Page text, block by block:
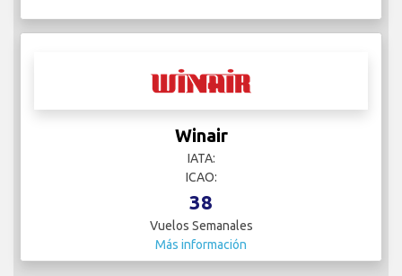
Winair
IATA:
ICAO:
38
Vuelos Semanales
Más información